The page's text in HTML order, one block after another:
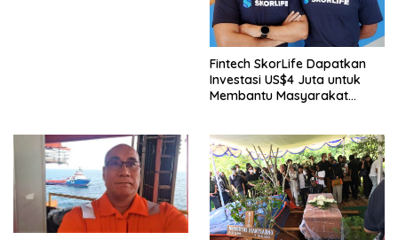
Fintech SkorLife Dapatkan
Investasi US$4 Juta untuk
Membantu Masyarakat